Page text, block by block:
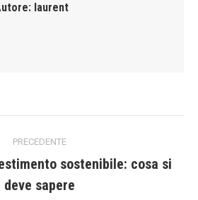
laurent
PRECEDENTE
precedente:
sostenibile: cosa si
deve sapere